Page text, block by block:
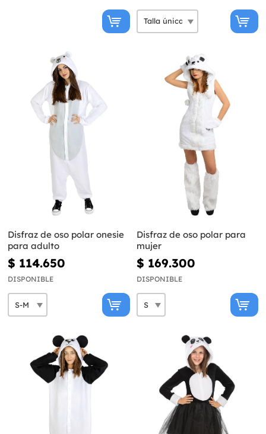
Disfraz de oso polar onesie
para adulto
$ 114.650
DISPONIBLE
Disfraz de oso polar para
mujer
$ 169.300
DISPONIBLE